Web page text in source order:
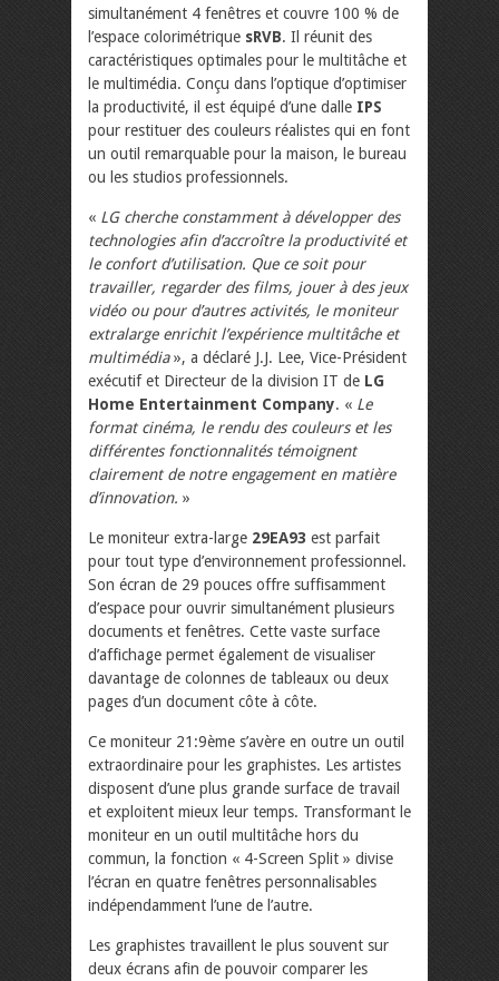
simultanément 4 fenêtres et couvre 100 % de
l’espace colorimétrique sRVB. Il réunit des
caractéristiques optimales pour le multitâche et
le multimédia. Conçu dans l’optique d’optimiser
la productivité, il est équipé d’une dalle IPS
pour restituer des couleurs réalistes qui en font
un outil remarquable pour la maison, le bureau
ou les studios professionnels.
« LG cherche constamment à développer des
technologies afin d’accroître la productivité et
le confort d’utilisation. Que ce soit pour
travailler, regarder des films, jouer à des jeux
vidéo ou pour d’autres activités, le moniteur
extralarge enrichit l’expérience multitâche et
multimédia», a déclaré J.J. Lee, Vice-Président
exécutif et Directeur de la division IT de LG
Home Entertainment Company. « Le
format cinéma, le rendu des couleurs et les
différentes fonctionnalités témoignent
clairement de notre engagement en matière
d’innovation. »
Le moniteur extra-large 29EA93 est parfait
pour tout type d’environnement professionnel.
Son écran de 29 pouces offre suffisamment
d’espace pour ouvrir simultanément plusieurs
documents et fenêtres. Cette vaste surface
d’affichage permet également de visualiser
davantage de colonnes de tableaux ou deux
pages d’un document côte à côte.
Ce moniteur 21:9ème s’avère en outre un outil
extraordinaire pour les graphistes. Les artistes
disposent d’une plus grande surface de travail
et exploitent mieux leur temps. Transformant le
moniteur en un outil multitâche hors du
commun, la fonction « 4-Screen Split » divise
l’écran en quatre fenêtres personnalisables
indépendamment l’une de l’autre.
Les graphistes travaillent le plus souvent sur
deux écrans afin de pouvoir comparer les